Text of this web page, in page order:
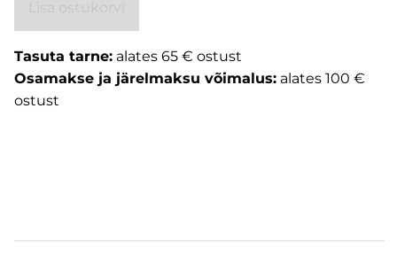
Tasuta tarne: alates 65 € ostust
Osamakse ja järelmaksu võimalus: alates 100 €
ostust